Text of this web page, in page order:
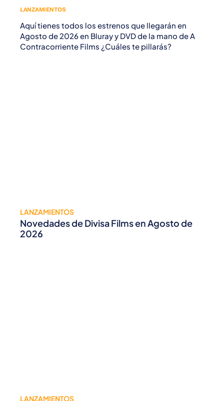
LANZAMIENTOS
Aquí tienes todos los estrenos que llegarán en
Agosto de 2026 en Bluray y DVD de la mano de A
Contracorriente Films ¿Cuáles te pillarás?
LANZAMIENTOS
Novedades de Divisa Films en Agosto de
2026
LANZAMIENTOS